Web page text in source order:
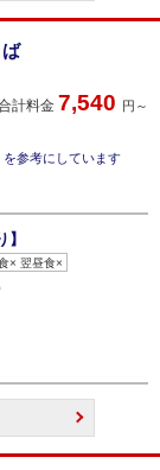
計料金 7,540 円～
参考にしています
× 翌昼食×